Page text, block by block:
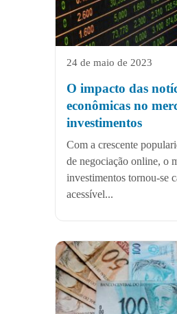
24 de maio de 2023
O impacto das
econômicas no
investimentos
Com a crescente
de negociação online, o
investimentos tornou-se
acessível...